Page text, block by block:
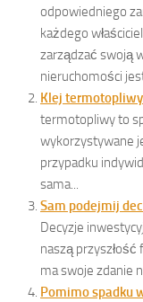
odpowiedniego
każdego
zarządzać swoją
nieruchomości
Klej
termotopliwy to
wykorzystywane
przypadku
sama...
Sam podejmij
Decyzje
naszą
ma swoje zdanie
Pomimo spadku